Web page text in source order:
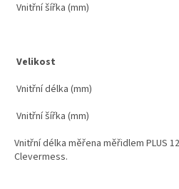
Vnitřní šířka (mm)
Velikost
Vnitřní délka (mm)
Vnitřní šířka (mm)
Vnitřní délka měřena měřidlem PLUS
Clevermess.